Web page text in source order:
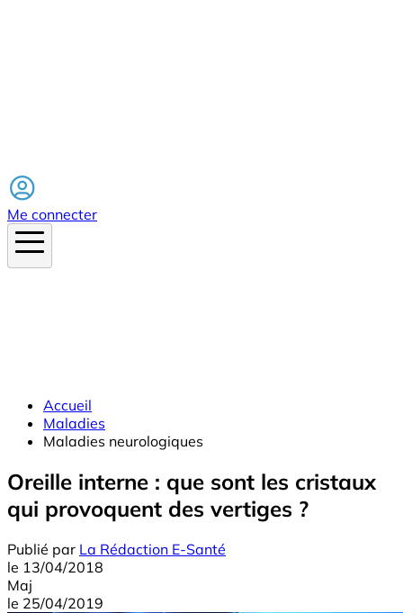
Me connecter
Accueil
Maladies
Maladies neurologiques
Oreille interne : que sont les cristaux
qui provoquent des vertiges ?
Publié par La Rédaction E-Santé
le 13/04/2018
Maj
le 25/04/2019